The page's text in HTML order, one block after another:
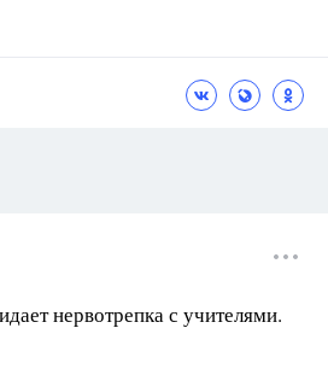
нервотрепка с учителями.